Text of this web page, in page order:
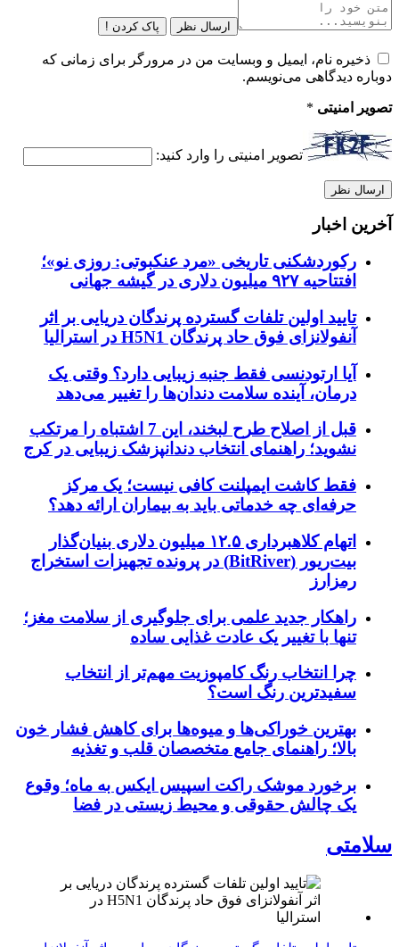
ارسال نظر پاک کردن !
ذخیره نام، ایمیل و وبسایت من در مرورگر برای زمانی که
دوباره دیدگاهی می‌نویسم.
تصویر امنیتی *
تصویر امنیتی را وارد کنید:
آخرین اخبار
رکوردشکنی تاریخی «مرد عنکبوتی: روزی نو»؛
افتتاحیه ۹۲۷ میلیون دلاری در گیشه جهانی
تایید اولین تلفات گسترده پرندگان دریایی بر اثر
آنفولانزای فوق حاد پرندگان H5N1 در استرالیا
آیا ارتودنسی فقط جنبه زیبایی دارد؟ وقتی یک
درمان، آینده سلامت دندان‌ها را تغییر می‌دهد
قبل از اصلاح طرح لبخند، این 7 اشتباه را مرتکب
نشوید؛ راهنمای انتخاب دندانپزشک زیبایی در کرج
فقط کاشت ایمپلنت کافی نیست؛ یک مرکز
حرفه‌ای چه خدماتی باید به بیماران ارائه دهد؟
اتهام کلاهبرداری ۱۲.۵ میلیون دلاری بنیان‌گذار
بیت‌ریور (BitRiver) در پرونده تجهیزات استخراج
رمزارز
راهکار جدید علمی برای جلوگیری از سلامت مغز؛
تنها با تغییر یک عادت غذایی ساده
چرا انتخاب رنگ کامپوزیت مهم‌تر از انتخاب
سفیدترین رنگ است؟
بهترین خوراکی‌ها و میوه‌ها برای کاهش فشار خون
بالا؛ راهنمای جامع متخصصان قلب و تغذیه
برخورد موشک راکت اسپیس ایکس به ماه؛ وقوع
یک چالش حقوقی و محیط زیستی در فضا
سلامتی